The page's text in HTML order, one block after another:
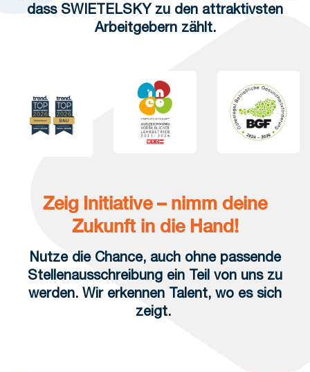
dass SWIETELSKY zu den attraktivsten
Arbeitgebern zählt.
Zeig Initiative – nimm deine
Zukunft in die Hand!
Nutze die Chance, auch ohne passende
Stellenausschreibung ein Teil von uns zu
werden. Wir erkennen Talent, wo es sich
zeigt.